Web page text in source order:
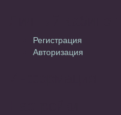
Регистрация
Авторизация